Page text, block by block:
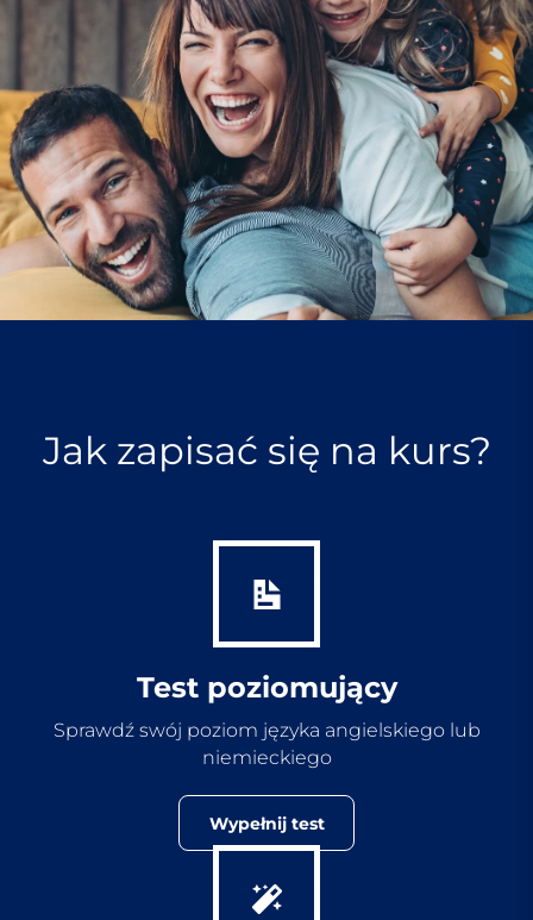
Jak zapisać się na kurs?
Test poziomujący
Sprawdź swój poziom języka angielskiego lub
niemieckiego
Wypełnij test